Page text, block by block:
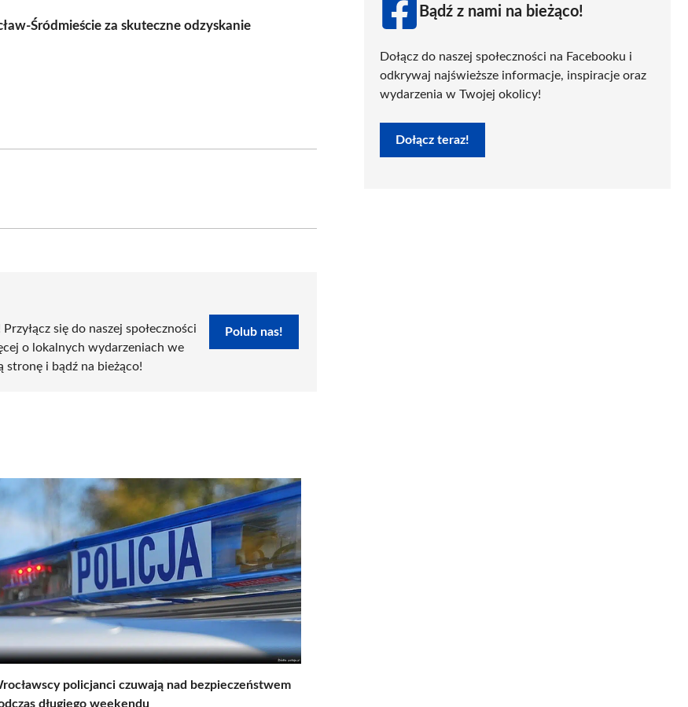
Śródmieście za skuteczne odzyskanie
się do naszej społeczności
o lokalnych wydarzeniach we
stronę i bądź na bieżąco!
Polub nas!
policjanci czuwają nad bezpieczeństwem
długiego weekendu
Bądź z nami na bieżąco!
Dołącz do naszej społeczności na Facebooku i
odkrywaj najświeższe informacje, inspiracje oraz
wydarzenia w Twojej okolicy!
Dołącz teraz!